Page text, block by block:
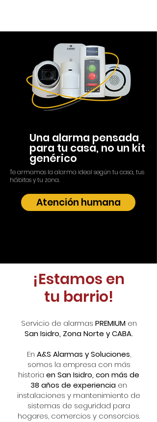
Una alarma pensada
para tu casa, no un kit
genérico
Te armamos la alarma ideal según tu casa, tus
hábitos y tu zona.
Atención humana
¡Estamos en
tu barrio!
Servicio de alarmas PREMIUM en
San Isidro, Zona Norte y CABA.
En A&S Alarmas y Soluciones,
somos la empresa con más
historia en San Isidro, con más de
38 años de experiencia en
instalaciones y mantenimiento de
sistemas de seguridad para
hogares, comercios y consorcios.